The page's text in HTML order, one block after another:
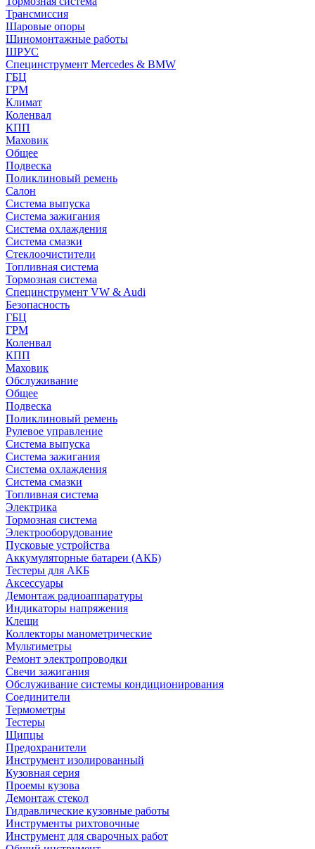
Трансмиссия
Шаровые опоры
Шиномонтажные работы
ШРУС
Специнструмент Mercedes & BMW
ГБЦ
ГРМ
Климат
Коленвал
КПП
Маховик
Общее
Подвеска
Поликлиновый ремень
Салон
Система выпуска
Система зажигания
Система охлаждения
Система смазки
Стеклоочистители
Топливная система
Тормозная система
Специнструмент VW & Audi
Безопасность
ГБЦ
ГРМ
Коленвал
КПП
Маховик
Обслуживание
Общее
Подвеска
Поликлиновый ремень
Рулевое управление
Система выпуска
Система зажигания
Система охлаждения
Система смазки
Топливная система
Электрика
Тормозная система
Электрооборудование
Пусковые устройства
Аккумуляторные батареи (АКБ)
Тестеры для АКБ
Аксессуары
Демонтаж радиоаппаратуры
Индикаторы напряжения
Клещи
Коллекторы манометрические
Мультиметры
Ремонт электропроводки
Свечи зажигания
Обслуживание системы кондиционирования
Соединители
Термометры
Тестеры
Щипцы
Предохранители
Инструмент изолированный
Кузовная серия
Проемы кузова
Демонтаж стекол
Гидравлические кузовные работы
Инструменты рихтовочные
Инструмент для сварочных работ